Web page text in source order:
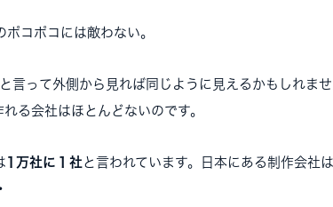
コポコには敵わない。
言って外側から見れば同じように見えるかもしれま
る会社はほとんどないのです。
1万社に１社 と言われています。日本にある制作会社